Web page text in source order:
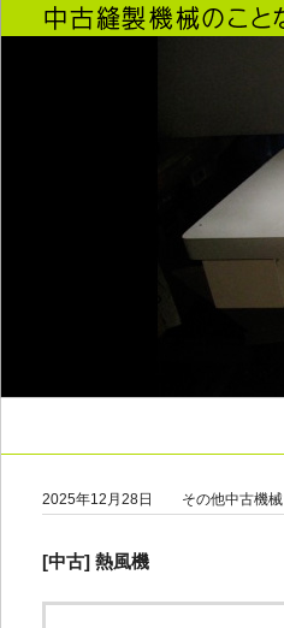
2025年12月28日 その他中古機械
[中古] 熱風機